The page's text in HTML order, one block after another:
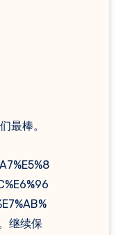
最棒。
继续保